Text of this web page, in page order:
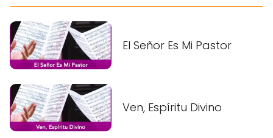
El Señor Es Mi Pastor
Ven, Espíritu Divino